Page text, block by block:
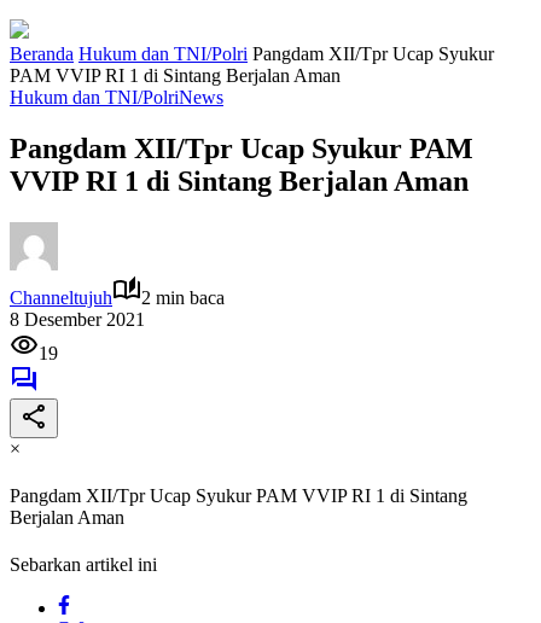
Beranda Hukum dan TNI/Polri Pangdam XII/Tpr Ucap Syukur
PAM VVIP RI 1 di Sintang Berjalan Aman
Hukum dan TNI/PolriNews
Pangdam XII/Tpr Ucap Syukur PAM
VVIP RI 1 di Sintang Berjalan Aman
Channeltujuh
2 min baca
8 Desember 2021
19
×
Pangdam XII/Tpr Ucap Syukur PAM VVIP RI 1 di Sintang
Berjalan Aman
Sebarkan artikel ini